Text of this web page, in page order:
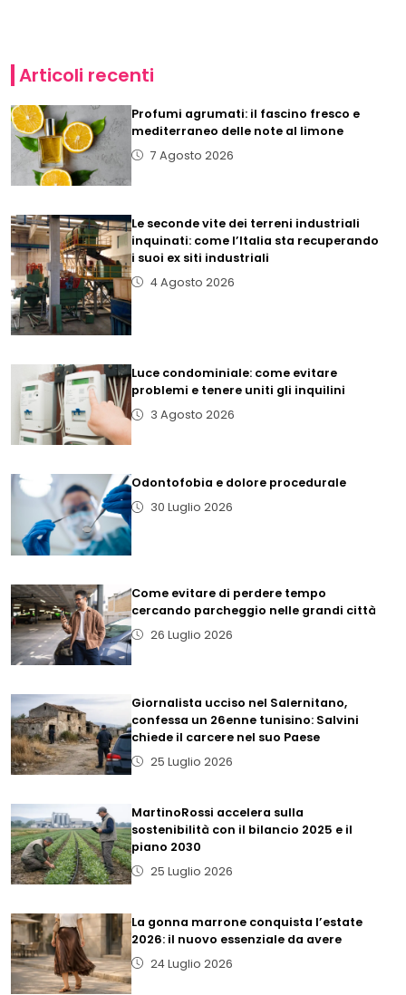
Articoli recenti
Profumi agrumati: il fascino fresco e
mediterraneo delle note al limone
7 Agosto 2026
Le seconde vite dei terreni industriali
inquinati: come l’Italia sta recuperando
i suoi ex siti industriali
4 Agosto 2026
Luce condominiale: come evitare
problemi e tenere uniti gli inquilini
3 Agosto 2026
Odontofobia e dolore procedurale
30 Luglio 2026
Come evitare di perdere tempo
cercando parcheggio nelle grandi città
26 Luglio 2026
Giornalista ucciso nel Salernitano,
confessa un 26enne tunisino: Salvini
chiede il carcere nel suo Paese
25 Luglio 2026
MartinoRossi accelera sulla
sostenibilità con il bilancio 2025 e il
piano 2030
25 Luglio 2026
La gonna marrone conquista l’estate
2026: il nuovo essenziale da avere
24 Luglio 2026